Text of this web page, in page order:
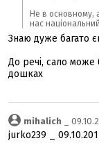
Не в основному,
нас
Знаю дуже багато
До речі, сало може
дошках
mihalich _
jurko239 _